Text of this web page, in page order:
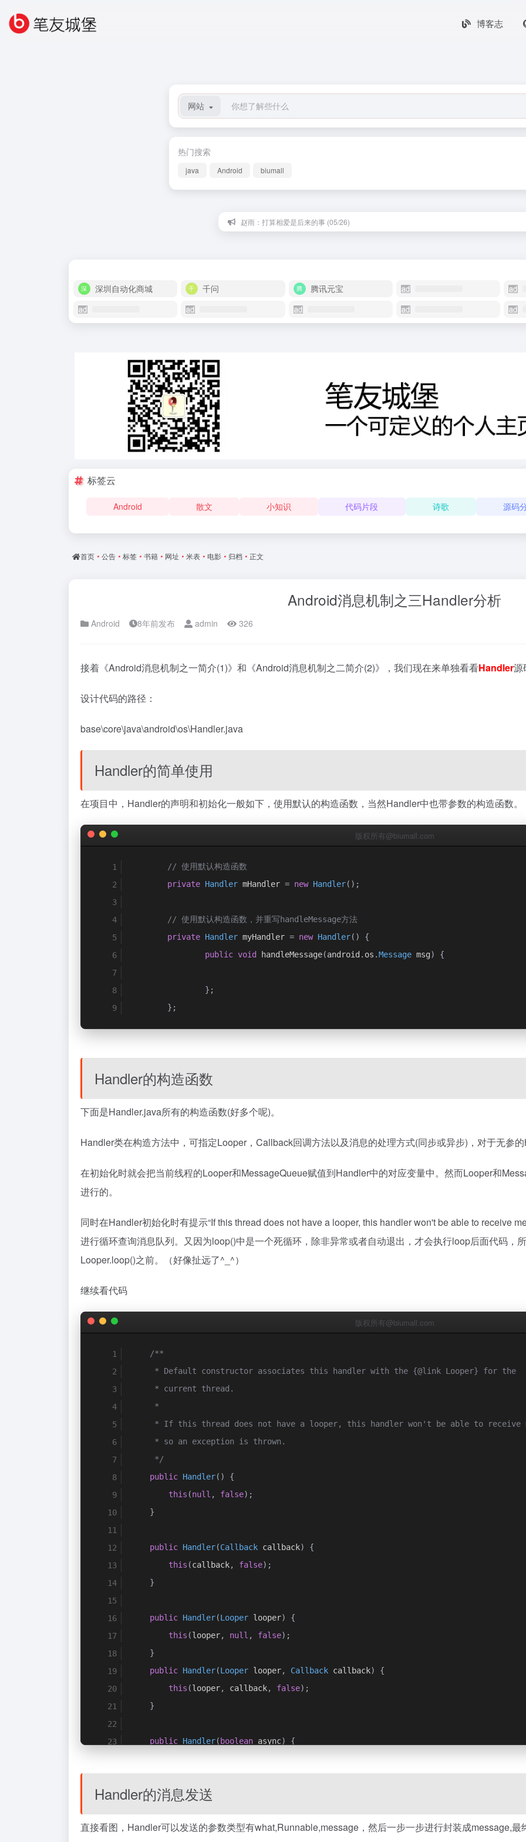
博客志
网站
热门搜索
java Android biumall
赵雨：打算相爱是后来的事 (05/26)
深圳自动化商城 千问 腾讯元宝
标签云
Android 散文 小知识 代码片段 诗歌 源码
首页 • 公告 • 标签 • 书籍 • 网址 • 米表 • 电影 • 归档 • 正文
Android消息机制之三Handler分析
Android 8年前发布 admin 326
接着《Android消息机制之一简介(1)》和《Android消息机制之二简介(2)》，我们现在来单独看看Handler源
设计代码的路径：
base\core\java\android\os\Handler.java
Handler的简单使用
在项目中，Handler的声明和初始化一般如下，使用默认的构造函数，当然Handler中也带参数的构造函数。
版权所有@biumall.com
// 使用默认构造函数
private Handler mHandler = new Handler();
// 使用默认构造函数，并重写handleMessage方法
private Handler myHandler = new Handler()
{
public void handleMessage(android . os .Message msg) {
};
};
Handler的构造函数
下面是Handler.java所有的构造函数(好多个呢)。
Handler类在构造方法中，可指定Looper，Callback回调方法以及消息的处理方式(同步或异步)，对于无参
在初始化时就会把当前线程的Looper和MessageQueue赋值到Handler中的对应变量中。然而Looper和
进行的。
同时在Handler初始化时有提示“If this thread does not have a looper, this handler won't be able to receive
进行循环查询消息队列。又因为loop()中是一个死循环，除非异常或者自动退出，才会执行loop后面代码，
Looper.loop()之前。（好像扯远了^_^）
继续看代码
版权所有@biumall.com
/**
     * Default constructor associates this handler with the {@link Looper} for the
     * current thread.
     *
* If this thread does not have a looper, this handler won't be able to receive
     * so an exception is thrown.
     */
public Handler()
{
this (null , false);
}
public Handler(Callback callback)
{
this (callback, false);
}
public Handler(Looper looper)
{
this (looper, null , false);
}
public Handler(Looper looper, Callback callback)
{
this (looper, callback, false);
}
public Handler( boolean async)
{
}
public Handler(Callback callback, boolean async) {
Handler的消息发送
直接看图，Handler可以发送的参数类型有what,Runnable,message，然后一步一步进行封装成message,最